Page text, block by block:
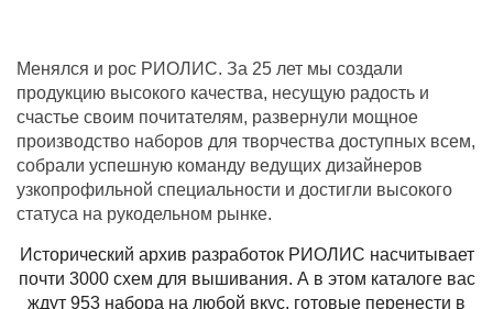
Менялся и рос РИОЛИС. За 25 лет мы создали
продукцию высокого качества, несущую радость и
счастье своим почитателям, развернули мощное
производство наборов для творчества доступных всем,
собрали успешную команду ведущих дизайнеров
узкопрофильной специальности и достигли высокого
статуса на рукодельном рынке.
Исторический архив разработок РИОЛИС насчитывает
почти 3000 схем для вышивания. А в этом каталоге вас
ждут 953 набора на любой вкус, готовые перенести в